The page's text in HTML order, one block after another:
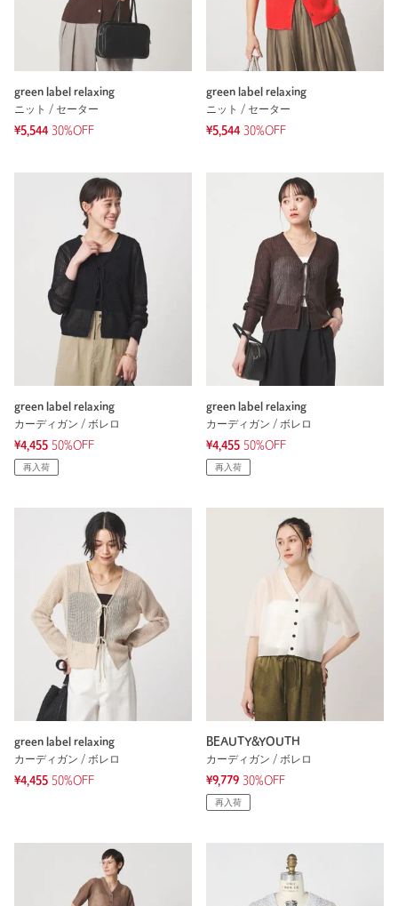
green label relaxing
ニット / セーター
¥5,544 30%OFF
green label relaxing
ニット / セーター
¥5,544 30%OFF
green label relaxing
カーディガン / ボレロ
¥4,455 50%OFF
再入荷
green label relaxing
カーディガン / ボレロ
¥4,455 50%OFF
再入荷
green label relaxing
カーディガン / ボレロ
¥4,455 50%OFF
BEAUTY&YOUTH
カーディガン / ボレロ
¥9,779 30%OFF
再入荷